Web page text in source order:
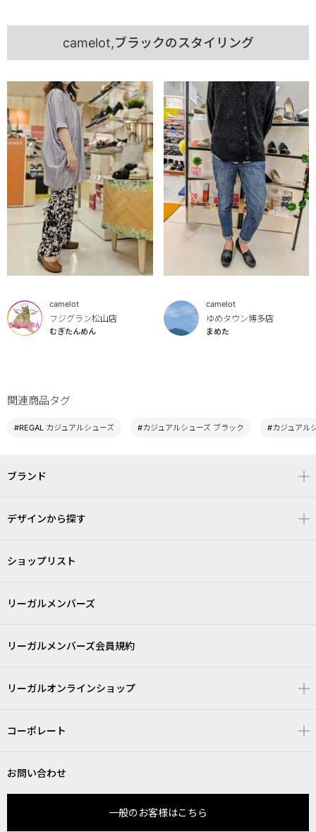
camelot,ブラックのスタイリング
camelot
フジグラン松山店
むぎたんめん
camelot
ゆめタウン博多店
まめた
関連商品タグ
#REGAL カジュアルシューズ #カジュアルシューズ ブラック #カジュアル
ブランド
デザインから探す
ショップリスト
リーガルメンバーズ
リーガルメンバーズ会員規約
リーガルオンラインショップ
コーポレート
お問い合わせ
一般のお客様はこちら